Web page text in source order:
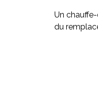
Un
du